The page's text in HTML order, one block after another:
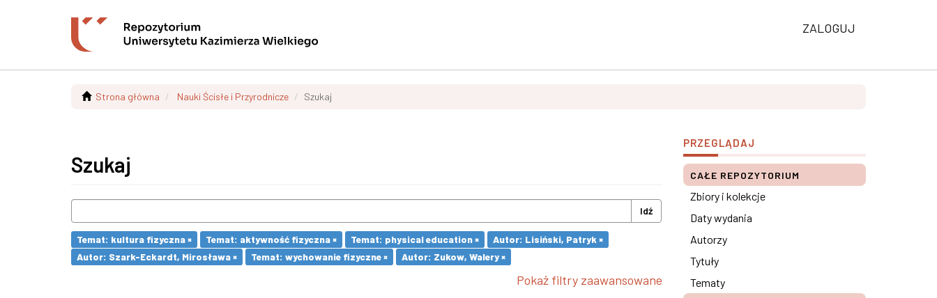
ZALOGUJ
Strona główna Nauki Ścisłe i Przyrodnicze Szukaj
Szukaj
Idź
Temat: kultura fizyczna × Temat: aktywność fizyczna × Temat: physical education ×
Autor: Lisiński, Patryk ×
Autor: Szark-Eckardt, Mirosława ×
Temat: wychowanie fizyczne × Autor: Zukow, Walery ×
Pokaż filtry zaawansowane
PRZEGLĄDAJ
CAŁE REPOZYTORIUM
Zbiory i kolekcje
Daty wydania
Autorzy
Tytuły
Tematy